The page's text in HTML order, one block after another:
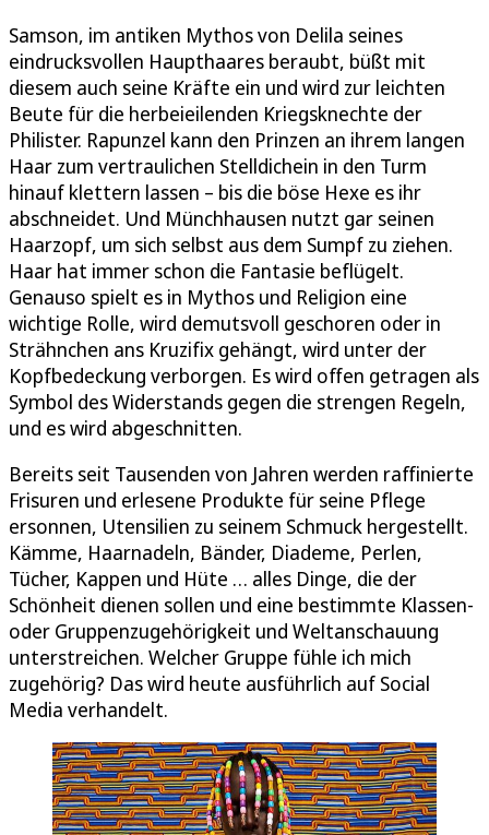
Samson, im antiken Mythos von Delila seines
eindrucksvollen Haupthaares beraubt, büßt mit
diesem auch seine Kräfte ein und wird zur leichten
Beute für die herbeieilenden Kriegsknechte der
Philister. Rapunzel kann den Prinzen an ihrem langen
Haar zum vertraulichen Stelldichein in den Turm
hinauf klettern lassen – bis die böse Hexe es ihr
abschneidet. Und Münchhausen nutzt gar seinen
Haarzopf, um sich selbst aus dem Sumpf zu ziehen.
Haar hat immer schon die Fantasie beflügelt.
Genauso spielt es in Mythos und Religion eine
wichtige Rolle, wird demutsvoll geschoren oder in
Strähnchen ans Kruzifix gehängt, wird unter der
Kopfbedeckung verborgen. Es wird offen getragen als
Symbol des Widerstands gegen die strengen Regeln,
und es wird abgeschnitten.
Bereits seit Tausenden von Jahren werden raffinierte
Frisuren und erlesene Produkte für seine Pflege
ersonnen, Utensilien zu seinem Schmuck hergestellt.
Kämme, Haarnadeln, Bänder, Diademe, Perlen,
Tücher, Kappen und Hüte … alles Dinge, die der
Schönheit dienen sollen und eine bestimmte Klassen-
oder Gruppenzugehörigkeit und Weltanschauung
unterstreichen. Welcher Gruppe fühle ich mich
zugehörig? Das wird heute ausführlich auf Social
Media verhandelt.